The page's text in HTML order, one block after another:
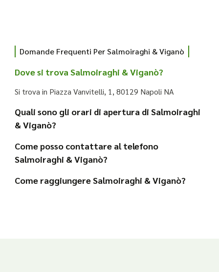
Domande Frequenti Per Salmoiraghi & Viganò
Dove si trova Salmoiraghi & Viganò?
Si trova in Piazza Vanvitelli, 1, 80129 Napoli NA
Quali sono gli orari di apertura di Salmoiraghi
& Viganò?
Come posso contattare al telefono
Salmoiraghi & Viganò?
Come raggiungere Salmoiraghi & Viganò?